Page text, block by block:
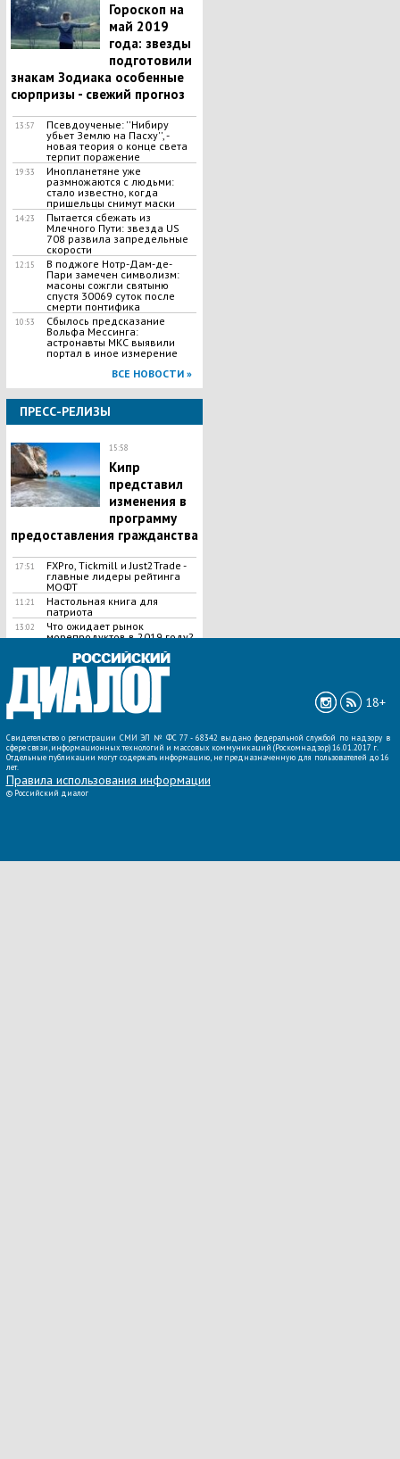
Гороскоп на
май 2019
года: звезды
подготовили
знакам Зодиака особенные
сюрпризы - свежий прогноз
13:57
Псевдоученые: ''Нибиру
убьет Землю на Пасху'', -
новая теория о конце света
терпит поражение
19:33
Инопланетяне уже
размножаются с людьми:
стало известно, когда
пришельцы снимут маски
14:23
Пытается сбежать из
Млечного Пути: звезда US
708 развила запредельные
скорости
12:15
В поджоге Нотр-Дам-де-
Пари замечен символизм:
масоны сожгли святыню
спустя 30069 суток после
смерти понтифика
10:53
Сбылось предсказание
Вольфа Мессинга:
астронавты МКС выявили
портал в иное измерение
ВСЕ НОВОСТИ »
ПРЕСС-РЕЛИЗЫ
15:58
Кипр
представил
изменения в
программу
предоставления гражданства
17:51
FXPro, Tickmill и Just2Trade -
главные лидеры рейтинга
МОФТ
11:21
Настольная книга для
патриота
13:02
Что ожидает рынок
морепродуктов в 2019 году?
ВСЕ НОВОСТИ »
18+
Свидетельство о регистрации СМИ ЭЛ № ФС 77 - 68342 выдано федеральной службой по надзору в
сфере связи, информационных технологий и массовых коммуникаций (Роскомнадзор) 16.01.2017 г.
Отдельные публикации могут содержать информацию, не предназначенную для пользователей до 16
лет.
Правила использования информации
© Российский диалог